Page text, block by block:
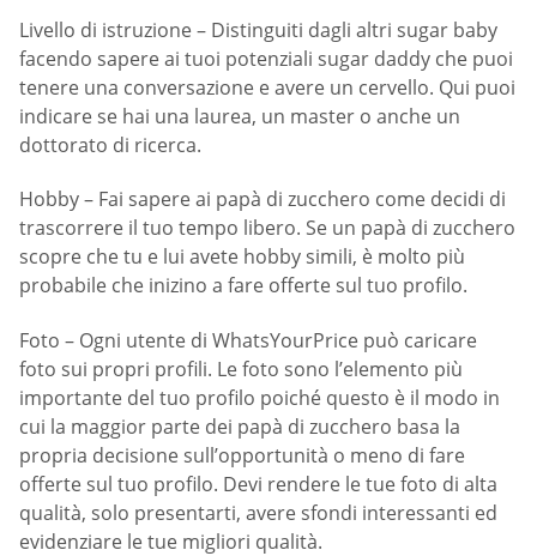
Livello di istruzione – Distinguiti dagli altri sugar baby
facendo sapere ai tuoi potenziali sugar daddy che puoi
tenere una conversazione e avere un cervello. Qui puoi
indicare se hai una laurea, un master o anche un
dottorato di ricerca.
Hobby – Fai sapere ai papà di zucchero come decidi di
trascorrere il tuo tempo libero. Se un papà di zucchero
scopre che tu e lui avete hobby simili, è molto più
probabile che inizino a fare offerte sul tuo profilo.
Foto – Ogni utente di WhatsYourPrice può caricare
foto sui propri profili. Le foto sono l’elemento più
importante del tuo profilo poiché questo è il modo in
cui la maggior parte dei papà di zucchero basa la
propria decisione sull’opportunità o meno di fare
offerte sul tuo profilo. Devi rendere le tue foto di alta
qualità, solo presentarti, avere sfondi interessanti ed
evidenziare le tue migliori qualità.